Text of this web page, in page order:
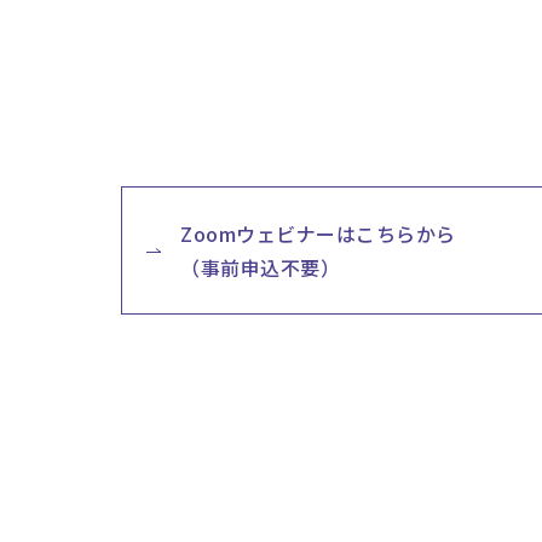
Zoomウェビナーはこちらから
（事前申込不要）